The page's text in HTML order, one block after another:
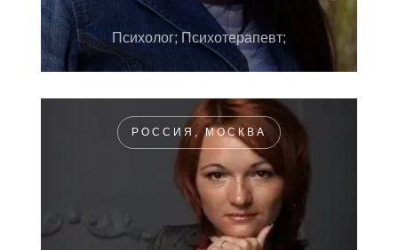
Психолог; Психотерапевт;
РОССИЯ, МОСКВА